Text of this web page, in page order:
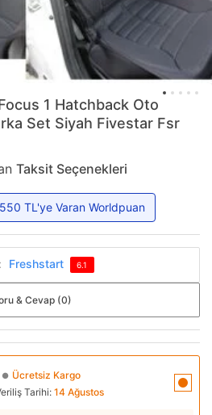
1 Hatchback Oto
Set Siyah Fivestar Fsr
Taksit Seçenekleri
TL'ye Varan Worldpuan
Freshstart 6.1
& Cevap (0)
● Ücretsiz Kargo
Tarihi: 14 Ağustos